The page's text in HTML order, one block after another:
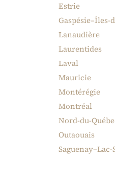
Estrie
Gaspésie–Îles-
Lanaudière
Laurentides
Laval
Mauricie
Montérégie
Montréal
Nord-du-
Outaouais
Saguenay–Lac-